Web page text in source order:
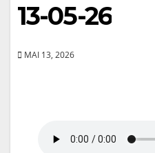
13-05-26
MAI 13, 2026